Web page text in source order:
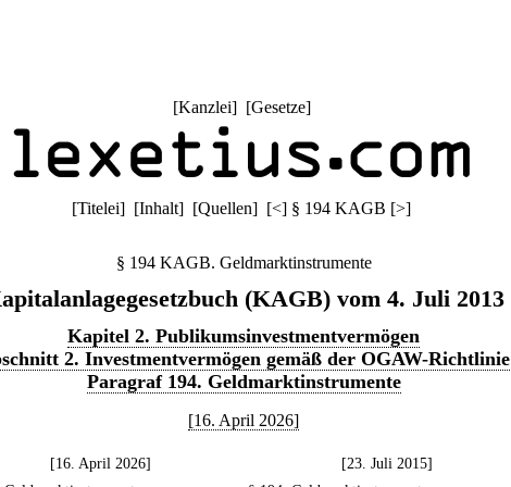
[Kanzlei] [Gesetze]
[Titelei] [Inhalt] [Quellen] [<] § 194 KAGB [>]
§ 194 KAGB. Geldmarktinstrumente
(KAGB) vom 4. Juli 2013
Kapitel 2. Publikumsinvestmentvermögen
2. Investmentvermögen gemäß der OGAW-Richtlinie
Paragraf 194. Geldmarktinstrumente
[16. April 2026]
[16. April 2026]
[23. Juli 2015]